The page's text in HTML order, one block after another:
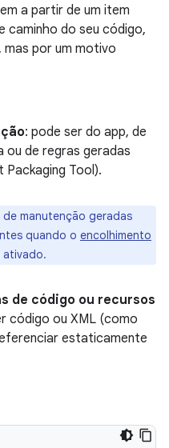
a partir de um item
caminho do seu código,
por um motivo
: pode ser do app, de
ou de regras geradas
Packaging Tool).
de manutenção geradas
quando o encolhimento
ativado.
de código ou recursos
código ou XML (como
estaticamente